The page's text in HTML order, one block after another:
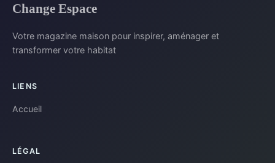
Change Espace
Votre magazine maison pour inspirer, aménager et
transformer votre habitat
LIENS
Accueil
LÉGAL